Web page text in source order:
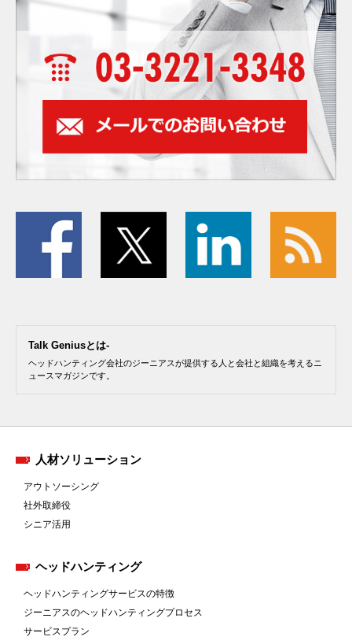
Talk Geniusとは-
ヘッドハンティング会社のジーニアスが提供する人と会社と組織を考えるニ
ュースマガジンです。
人材ソリューション
アウトソーシング
社外取締役
シニア活用
ヘッドハンティング
ヘッドハンティングサービスの特徴
ジーニアスのヘッドハンティングプロセス
サービスプラン